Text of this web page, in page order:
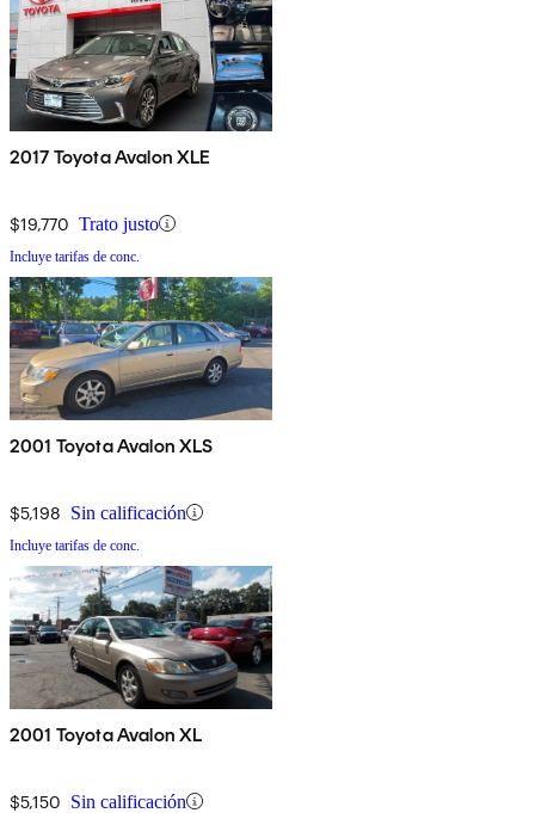
2017 Toyota Avalon XLE
$19,770 Trato justo
Incluye tarifas de conc.
2001 Toyota Avalon XLS
$5,198 Sin calificación
Incluye tarifas de conc.
2001 Toyota Avalon XL
$5,150 Sin calificación